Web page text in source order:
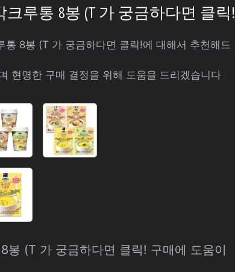
루통 8봉 (T 가 궁금하다면 클릭!
8봉 (T 가 궁금하다면 클릭!에 대해서 추천해드
현명한 구매 결정을 위해 도움을 드리겠습니다
(T 가 궁금하다면 클릭! 구매에 도움이